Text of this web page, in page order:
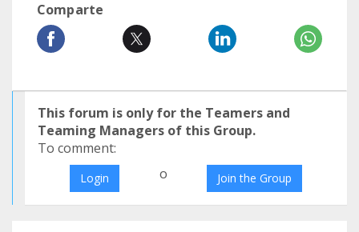
Comparte
This forum is only for the Teamers and
Teaming Managers of this Group.
To comment:
Login o Join the Group